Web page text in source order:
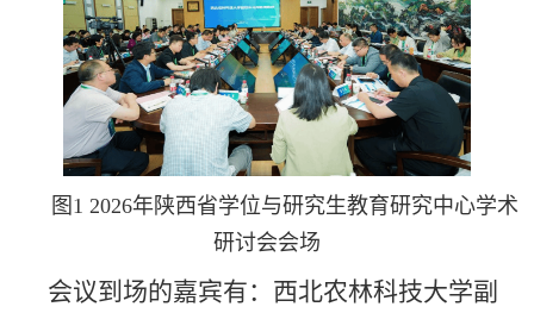
图1 2026年陕西省学位与研究生教育研究中心学术
研讨会会场
会议到场的嘉宾有：西北农林科技大学副